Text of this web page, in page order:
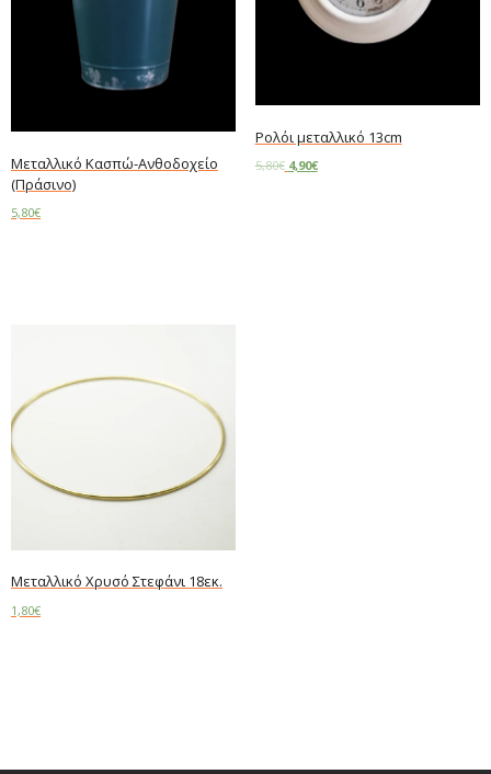
Μεταλλικό Κασπώ-Ανθοδοχείο
(Πράσινο)
5,80€
Ρολόι μεταλλικό 13cm
5,80€ 4,90€
Μεταλλικό Χρυσό Στεφάνι 18εκ.
1,80€